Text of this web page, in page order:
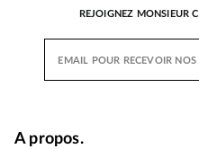
REJOIGNEZ MONSIEUR
A propos.